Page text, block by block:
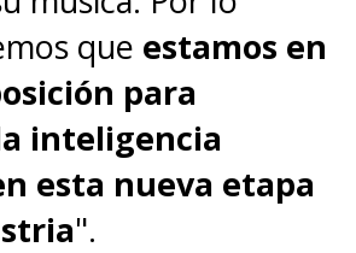
que estamos en
para
inteligencia
esta nueva etapa
".